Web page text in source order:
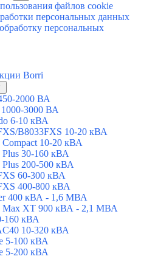
файлов cookie
персональных данных
персональных
Borri
2000 ВА
3000 ВА
6-10 кВА
B8033FXS 10-20 кВА
Compact 10-20 кВА
Plus 30-160 кВА
Plus 200-500 кВА
60-300 кВА
400-800 кВА
400 кВА - 1,6 МВА
Max XT 900 кВА - 2,1 МВА
160 кВА
10-320 кВА
5-100 кВА
5-200 кВА